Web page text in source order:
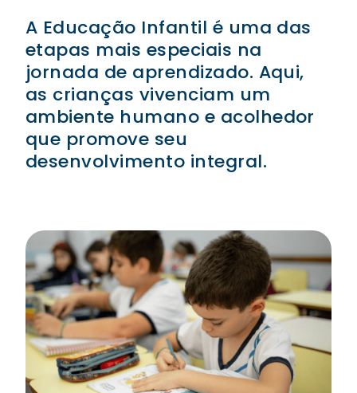
A Educação Infantil é uma das
etapas mais especiais na
jornada de aprendizado. Aqui,
as crianças vivenciam um
ambiente humano e acolhedor
que promove seu
desenvolvimento integral.